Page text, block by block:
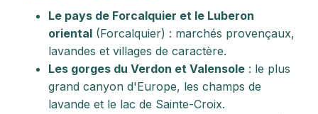
Le pays de Forcalquier et le Luberon
oriental (Forcalquier) : marchés provençaux,
lavandes et villages de caractère.
Les gorges du Verdon et Valensole : le plus
grand canyon d'Europe, les champs de
lavande et le lac de Sainte-Croix.